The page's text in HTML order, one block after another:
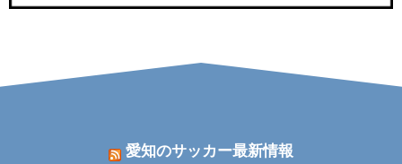
愛知のサッカー最新情報